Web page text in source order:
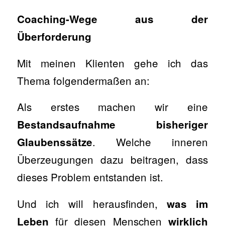
Coaching-Wege aus der
Überforderung
Mit meinen Klienten gehe ich das
Thema folgendermaßen an:
Als erstes machen wir eine
Bestandsaufnahme bisheriger
Glaubenssätze. Welche inneren
Überzeugungen dazu beitragen, dass
dieses Problem entstanden ist.
Und ich will herausfinden,was im
Leben für diesen Menschenwirklich